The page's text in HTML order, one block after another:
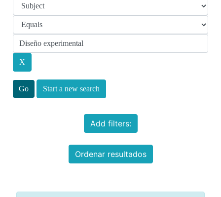
Start a new search
Add filters:
Ordenar resultados